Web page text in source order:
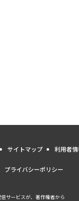
サイトマップ 利用者
プライバシーポリシー
サービスが、著作権者から